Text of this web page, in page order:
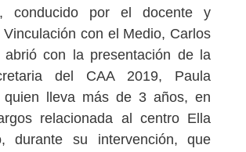
conducido por el docente y
Vinculación con el Medio, Carlos
abrió con la presentación de la
del CAA 2019, Paula
quien lleva más de 3 años, en
relacionada al centro Ella
durante su intervención, que